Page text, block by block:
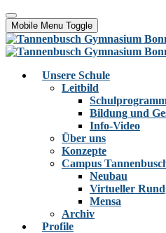
Mobile Menu Toggle
Unsere Schule
Leitbild
Bildung und
Info-Video
Über uns
Konzepte
Campus
Neubau
Virtueller
Mensa
Archiv
Profile